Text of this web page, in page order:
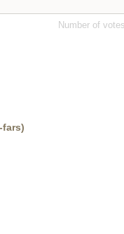
Number of votes
fars)